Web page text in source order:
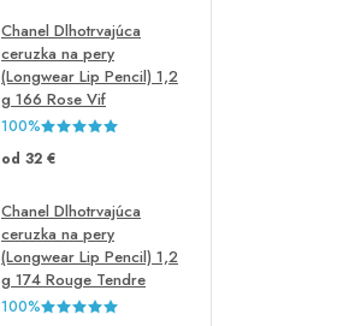
Chanel Dlhotrvajúca
ceruzka na pery
(Longwear Lip Pencil) 1,2
g 166 Rose Vif
100%
od 32 €
Chanel Dlhotrvajúca
ceruzka na pery
(Longwear Lip Pencil) 1,2
g 174 Rouge Tendre
100%